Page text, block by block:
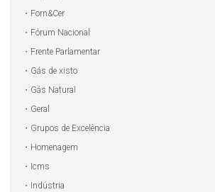
Forn&Cer
Fórum Nacional
Frente Parlamentar
Gás de xisto
Gás Natural
Geral
Grupos de Excelência
Homenagem
Icms
Indústria